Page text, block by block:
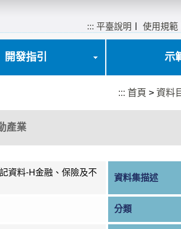
::: 平臺說明 〡使用規範
開發指引 示
::: 首頁 >資料
產業
資料-H金融、保險及不
資料集描述
分類